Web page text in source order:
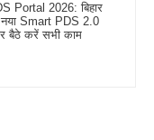
Portal 2026: बिहार
नया Smart PDS 2.0
बैठे करें सभी काम